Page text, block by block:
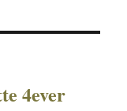
4ever